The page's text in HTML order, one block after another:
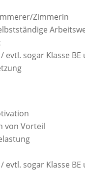
Zimmerin
sogar Klasse BE
von Vorteil
sogar Klasse BE